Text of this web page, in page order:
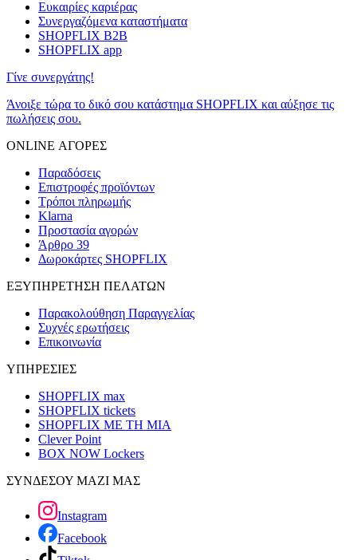
Ευκαιρίες καριέρας
Συνεργαζόμενα καταστήματα
SHOPFLIX B2B
SHOPFLIX app
Γίνε συνεργάτης!
Άνοιξε τώρα το δικό σου κατάστημα SHOPFLIX και αύξησε τις
πωλήσεις σου.
ONLINE ΑΓΟΡΕΣ
Παραδόσεις
Επιστροφές προϊόντων
Τρόποι πληρωμής
Klarna
Προστασία αγορών
Άρθρο 39
Δωροκάρτες SHOPFLIX
ΕΞΥΠΗΡΕΤΗΣΗ ΠΕΛΑΤΩΝ
Παρακολούθηση Παραγγελίας
Συχνές ερωτήσεις
Επικοινωνία
ΥΠΗΡΕΣΙΕΣ
SHOPFLIX max
SHOPFLIX tickets
SHOPFLIX ΜΕ ΤΗ ΜΙΑ
Clever Point
BOX NOW Lockers
ΣΥΝΔΕΣΟΥ ΜΑΖΙ ΜΑΣ
Instagram
Facebook